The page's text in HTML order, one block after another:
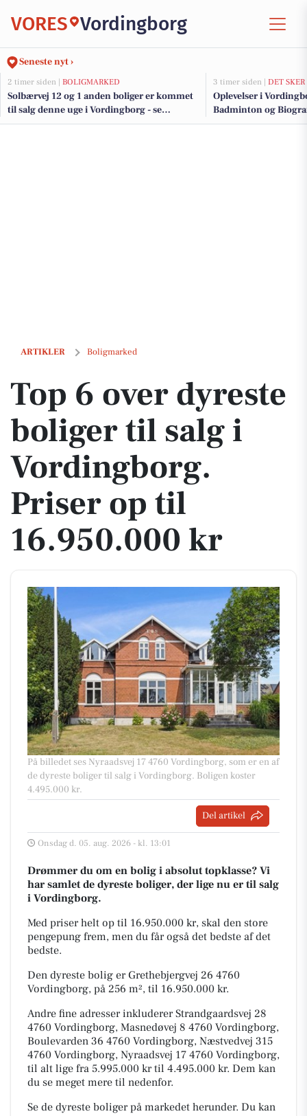
VORES Vordingborg
Seneste nyt ›
2 timer siden | BOLIGMARKED
Solbærvej 12 og 1 anden boliger er kommet
til salg denne uge i Vordingborg - se
boligerne her.
3 timer siden | DET SKER
Oplevelser i
Badminton og
ARTIKLER Boligmarked
Top 6 over dyreste boliger til salg i Vordingborg. Priser op til
Top 6 over dyreste
boliger til salg i
Vordingborg.
Priser op til
16.950.000 kr
På billedet ses Nyraadsvej 17 4760 Vordingborg, som er en af
de dyreste boliger til salg i Vordingborg. Boligen koster
4.495.000 kr.
Del artikel
Onsdag d. 05. aug. 2026 - kl. 13:01
Drømmer du om en bolig i absolut topklasse? Vi
har samlet de dyreste boliger, der lige nu er til salg
i Vordingborg.
Med priser helt op til 16.950.000 kr, skal den store
pengepung frem, men du får også det bedste af det
bedste.
Den dyreste bolig er Grethebjergvej 26 4760
Vordingborg, på 256 m², til 16.950.000 kr.
Andre fine adresser inkluderer Strandgaardsvej 28
4760 Vordingborg, Masnedøvej 8 4760 Vordingborg,
Boulevarden 36 4760 Vordingborg, Næstvedvej 315
4760 Vordingborg, Nyraadsvej 17 4760 Vordingborg,
til alt lige fra 5.995.000 kr til 4.495.000 kr. Dem kan
du se meget mere til nedenfor.
Se de dyreste boliger på markedet herunder. Du kan